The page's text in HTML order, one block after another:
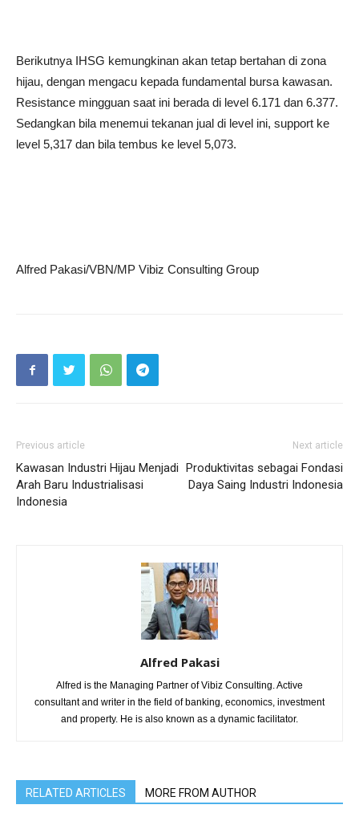
Berikutnya IHSG kemungkinan akan tetap bertahan di zona
hijau, dengan mengacu kepada fundamental bursa kawasan.
Resistance mingguan saat ini berada di level 6.171 dan 6.377.
Sedangkan bila menemui tekanan jual di level ini, support ke
level 5,317 dan bila tembus ke level 5,073.
Alfred Pakasi/VBN/MP Vibiz Consulting Group
Previous article
Kawasan Industri Hijau Menjadi
Arah Baru Industrialisasi
Indonesia
Next article
Produktivitas sebagai Fondasi
Daya Saing Industri Indonesia
Alfred Pakasi
Alfred is the Managing Partner of Vibiz Consulting. Active
consultant and writer in the field of banking, economics, investment
and property. He is also known as a dynamic facilitator.
RELATED ARTICLES MORE FROM AUTHOR